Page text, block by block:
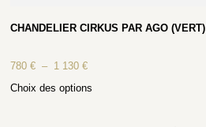
CHANDELIER CIRKUS PAR AGO (VERT)
780€ – 1 130€
Choix des options